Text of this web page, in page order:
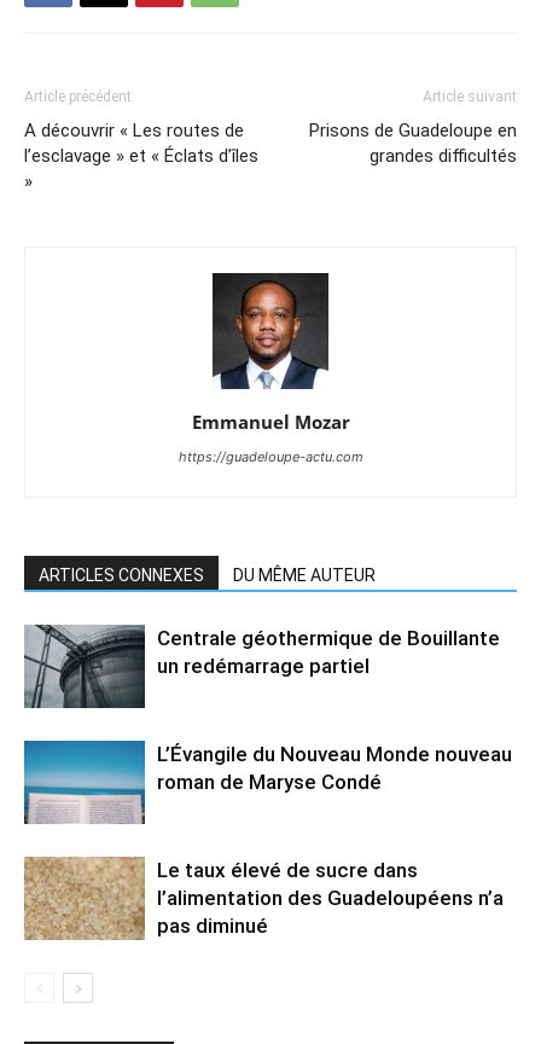
Article précédent
A découvrir « Les routes de
l’esclavage » et « Éclats d’îles
»
Article suivant
Prisons de Guadeloupe en
grandes difficultés
Emmanuel Mozar
https://guadeloupe-actu.com
ARTICLES CONNEXES DU MÊME AUTEUR
Centrale géothermique de Bouillante
un redémarrage partiel
L’Évangile du Nouveau Monde nouveau
roman de Maryse Condé
Le taux élevé de sucre dans
l’alimentation des Guadeloupéens n’a
pas diminué